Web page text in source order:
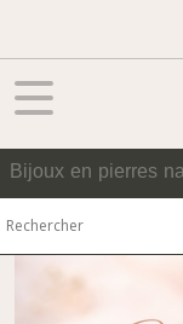
FILTRES
Tous
les
produits
FEMME
✨
Bracelets